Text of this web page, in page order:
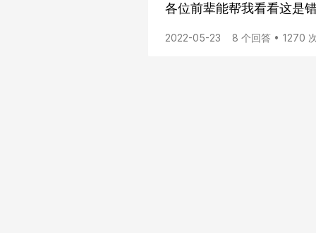
各位前辈能帮我看看这是
2022-05-23 8 个回答 • 1270